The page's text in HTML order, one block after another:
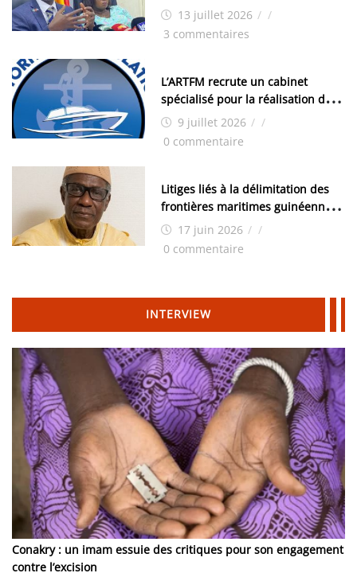
examens nationaux : « Si ce sont
les élections, on trouve tous les
13 juillet 2026 / /
3 commentaires
L’ARTFM recrute un cabinet
spécialisé pour la réalisation des
études techniques
9 juillet 2026 / /
0 commentaire
Litiges liés à la délimitation des
frontières maritimes guinéennes:
Idrissa Chérif écrit au ministre
des Hydrocarbures
17 juin 2026 / /
0 commentaire
INTERVIEW
Conakry : un imam essuie des critiques pour son engagement
contre l’excision